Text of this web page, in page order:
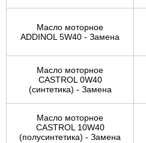
Масло моторное
ADDINOL 5W40 - Замена
Масло моторное
CASTROL 0W40
(синтетика) - Замена
Масло моторное
CASTROL 10W40
(полусинтетика) - Замена